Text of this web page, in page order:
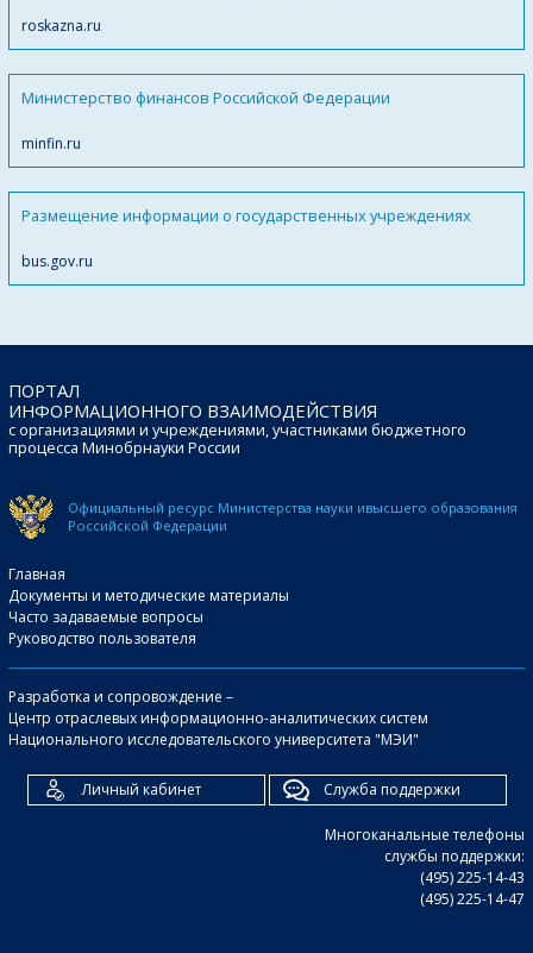
roskazna.ru
Министерство финансов Российской Федерации
minfin.ru
Размещение информации о государственных учреждениях
bus.gov.ru
ПОРТАЛ
ИНФОРМАЦИОННОГО ВЗАИМОДЕЙСТВИЯ
с организациями и учреждениями, участниками бюджетного
процесса Минобрнауки России
Официальный ресурс Министерства науки ивысшего образования
Российской Федерации
Главная
Документы и методические материалы
Часто задаваемые вопросы
Руководство пользователя
Разработка и сопровождение –
Центр отраслевых информационно-аналитических систем
Национального исследовательского университета "МЭИ"
Личный кабинет Служба поддержки
Многоканальные телефоны
службы поддержки:
(495) 225-14-43
(495) 225-14-47